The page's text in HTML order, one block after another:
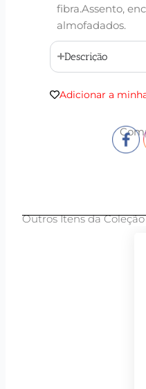
fibra.Assento,
almofadados.
Descrição
Adicionar a
Outros Itens da Coleção